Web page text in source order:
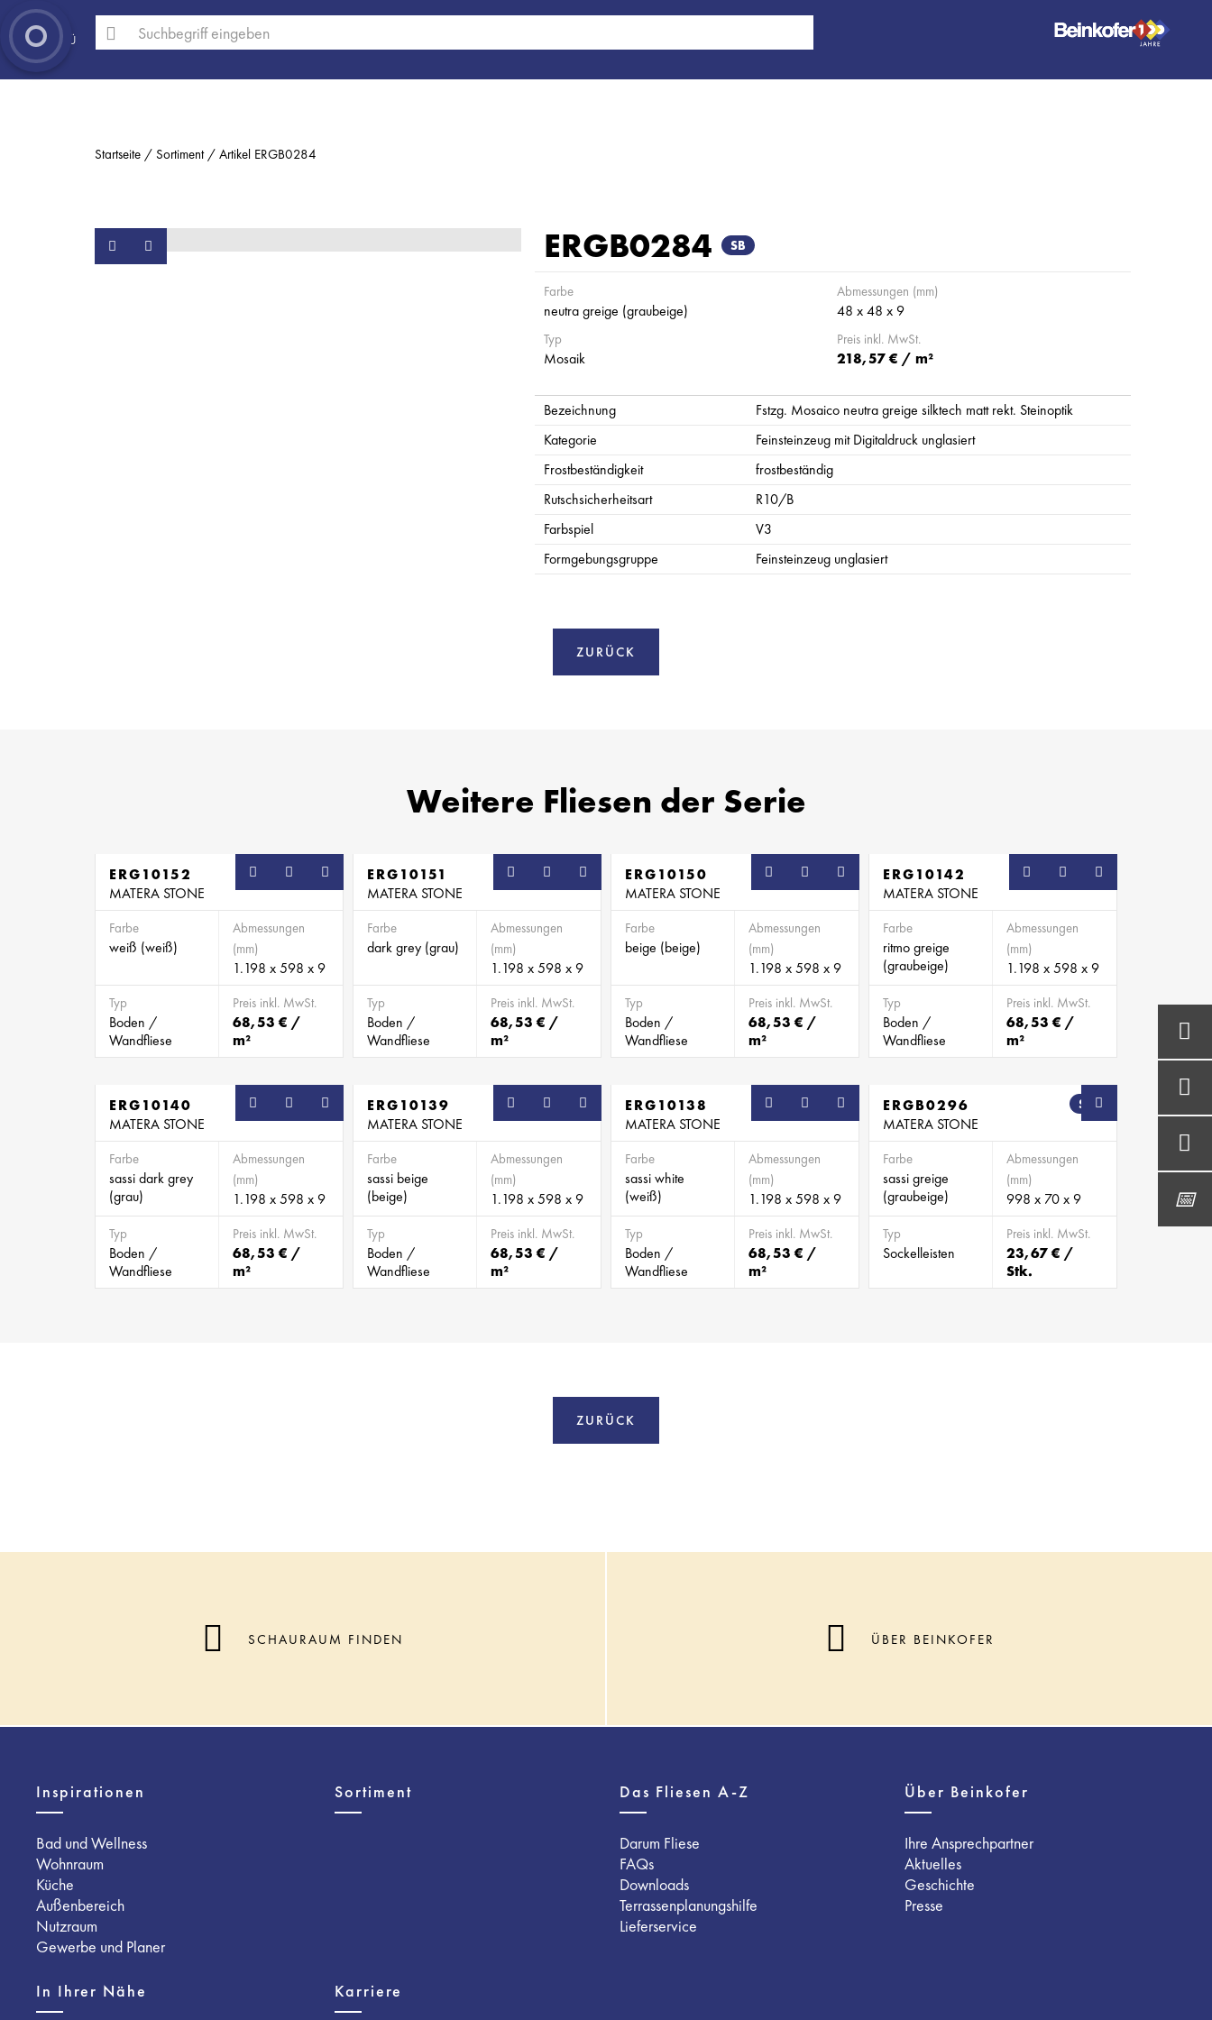
MENÜ
Startseite Sortiment Artikel ERGB0284
ERGB0284 SB
Farbe
neutra greige (graubeige)
Abmessungen (mm)
48 x 48 x 9
Typ
Mosaik
Preis inkl. MwSt.
218,57 € / m²
Bezeichnung
Fstzg. Mosaico neutra greige silktech matt rekt. Steinoptik
Kategorie
Feinsteinzeug mit Digitaldruck unglasiert
Frostbeständigkeit
frostbeständig
Rutschsicherheitsart
R10/B
Farbspiel
V3
Formgebungsgruppe
Feinsteinzeug unglasiert
ZURÜCK
Weitere Fliesen der Serie
ERG10152
MATERA STONE
Farbe
weiß (weiß)
Abmessungen
(mm)
1.198 x 598 x 9
Typ
Boden /
Wandfliese
Preis inkl. MwSt.
68,53 € /
m²
ERG10151
MATERA STONE
Farbe
dark grey (grau)
Abmessungen
(mm)
1.198 x 598 x 9
Typ
Boden /
Wandfliese
Preis inkl. MwSt.
68,53 € /
m²
ERG10150
MATERA STONE
Farbe
beige (beige)
Abmessungen
(mm)
1.198 x 598 x 9
Typ
Boden /
Wandfliese
Preis inkl. MwSt.
68,53 € /
m²
ERG10142
MATERA STONE
Farbe
ritmo greige
(graubeige)
Abmessungen
(mm)
1.198 x 598 x 9
Typ
Boden /
Wandfliese
Preis inkl. MwSt.
68,53 € /
m²
ERG10140
MATERA STONE
Farbe
sassi dark grey
(grau)
Abmessungen
(mm)
1.198 x 598 x 9
Typ
Boden /
Wandfliese
Preis inkl. MwSt.
68,53 € /
m²
ERG10139
MATERA STONE
Farbe
sassi beige
(beige)
Abmessungen
(mm)
1.198 x 598 x 9
Typ
Boden /
Wandfliese
Preis inkl. MwSt.
68,53 € /
m²
ERG10138
MATERA STONE
Farbe
sassi white
(weiß)
Abmessungen
(mm)
1.198 x 598 x 9
Typ
Boden /
Wandfliese
Preis inkl. MwSt.
68,53 € /
m²
SB
ERGB0296
MATERA STONE
Farbe
sassi greige
(graubeige)
Abmessungen
(mm)
998 x 70 x 9
Typ
Sockelleisten
Preis inkl. MwSt.
23,67 € /
Stk.
ZURÜCK
SCHAURAUM FINDEN ÜBER BEINKOFER
Inspirationen
Bad und Wellness
Wohnraum
Küche
Außenbereich
Nutzraum
Gewerbe und Planer
Sortiment Das Fliesen A-Z
Darum Fliese
FAQs
Downloads
Terrassenplanungshilfe
Lieferservice
Über Beinkofer
Ihre Ansprechpartner
Aktuelles
Geschichte
Presse
In Ihrer Nähe Karriere